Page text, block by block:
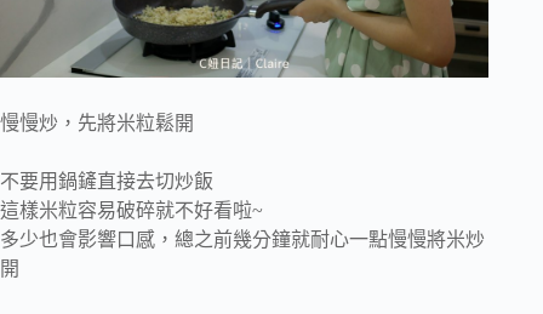
慢慢炒，先將米粒鬆開
不要用鍋鏟直接去切炒飯
這樣米粒容易破碎就不好看啦~
多少也會影響口感，總之前幾分鐘就耐心一點慢慢將米炒
開